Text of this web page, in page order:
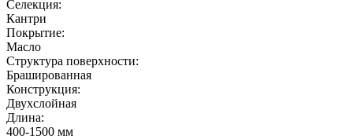
Селекция:
Кантри
Покрытие:
Масло
Структура поверхности:
Брашированная
Конструкция:
Двухслойная
Длина:
400-1500 мм